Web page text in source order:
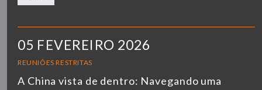
05 FEVEREIRO 2026
REUNIÕES RESTRITAS
A China vista de dentro: Navegando uma